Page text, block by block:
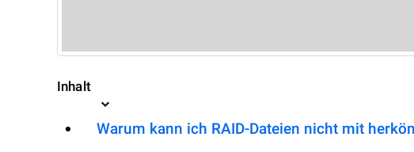
Inhalt
Warum kann ich RAID-Dateien nicht mit